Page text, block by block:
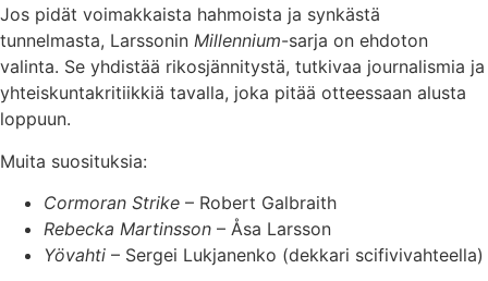
Jos pidät voimakkaista hahmoista ja synkästä
tunnelmasta, Larssonin Millennium-sarja on ehdoton
valinta. Se yhdistää rikosjännitystä, tutkivaa journalismia ja
yhteiskuntakritiikkiä tavalla, joka pitää otteessaan alusta
loppuun.
Muita suosituksia:
Cormoran Strike – Robert Galbraith
Rebecka Martinsson – Åsa Larsson
Yövahti – Sergei Lukjanenko (dekkari scifivivahteella)